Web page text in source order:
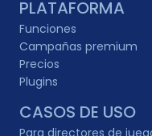
PLATAFORMA
Funciones
Campañas premium
Precios
Plugins
CASOS DE USO
Para directores de